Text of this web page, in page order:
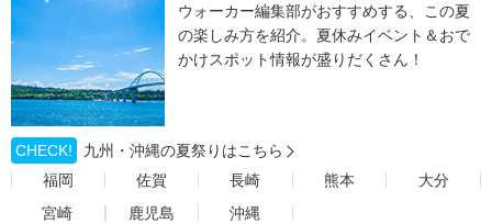
ウォーカー編集部がおすすめする、この夏
の楽しみ方を紹介。夏休みイベント＆おで
かけスポット情報が盛りだくさん！
CHECK!
九州・沖縄の夏祭りはこちら
福岡
佐賀 長崎 熊本
大分
宮崎
鹿児島 沖縄